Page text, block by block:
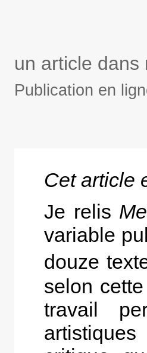
un article dans
Publication en
Cet article
Je relis
variable
douze
selon
travail